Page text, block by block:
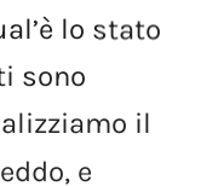
lo stato
sono
il
e